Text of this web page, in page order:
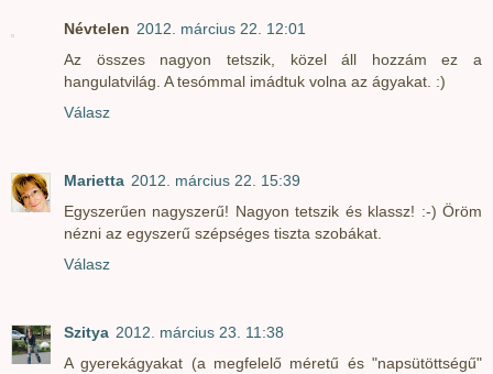
Névtelen 2012. március 22. 12:01
Az összes nagyon tetszik, közel áll hozzám ez a
hangulatvilág. A tesómmal imádtuk volna az ágyakat. :)
Válasz
Marietta 2012. március 22. 15:39
Egyszerűen nagyszerű! Nagyon tetszik és klassz! :-) Öröm
nézni az egyszerű szépséges tiszta szobákat.
Válasz
Szitya 2012. március 23. 11:38
A gyerekágyakat (a megfelelő méretű és "napsütöttségű"